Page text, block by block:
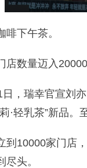
啡下午茶。
店数量迈入
日，瑞幸官宣刘
·轻乳茶”新品
到10000家门店
尽头。